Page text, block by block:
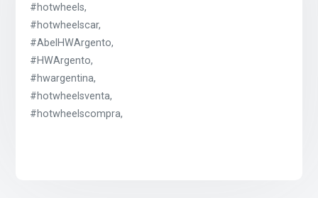
#hotwheels,
#hotwheelscar,
#AbelHWArgento,
#HWArgento,
#hwargentina,
#hotwheelsventa,
#hotwheelscompra,